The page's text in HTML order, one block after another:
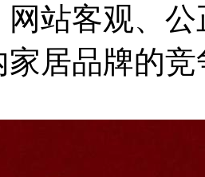
站客观、
家居品牌的